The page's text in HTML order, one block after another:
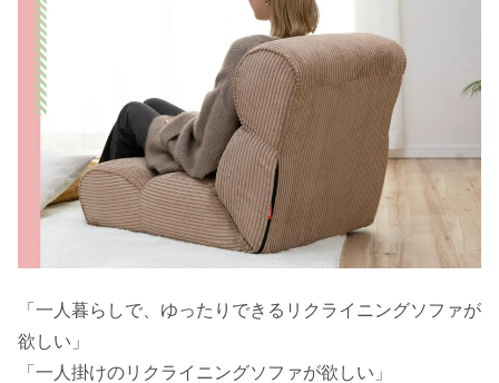
「一人暮らしで、ゆったりできるリクライニングソファが
欲しい」
「一人掛けのリクライニングソファが欲しい」